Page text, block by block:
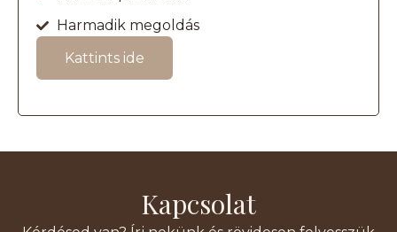
Harmadik megoldás
Kattints ide
Kapcsolat